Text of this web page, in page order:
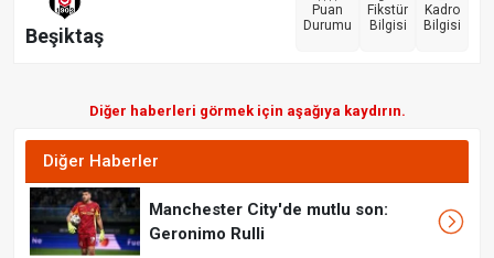
Beşiktaş
Puan
Durumu
Fikstür
Bilgisi
Kadro
Bilgisi
Diğer haberleri görmek için aşağıya kaydırın.
Diğer Haberler
Manchester City'de mutlu son:
Geronimo Rulli